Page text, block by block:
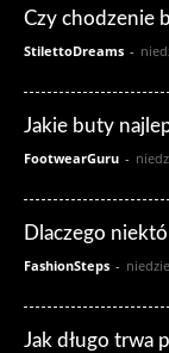
Czy chodzenie
StilettoDreams -
Jakie buty
FootwearGuru -
Dlaczego
FashionSteps -
Jak długo trwa